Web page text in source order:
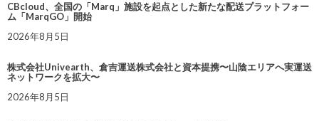
CBcloud、全国の「Marq」施設を起点とした新たな配送プラットフォー
ム「MarqGO」開始
2026年8月5日
株式会社Univearth、倉吉運送株式会社と資本提携〜山陰エリアへ実運送
ネットワークを拡大〜
2026年8月5日